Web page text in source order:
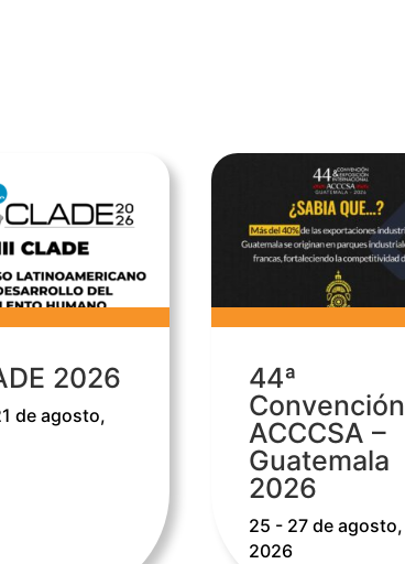
2026
de agosto,
44ª
Convención
ACCCSA –
Guatemala
2026
25 - 27 de agosto,
2026